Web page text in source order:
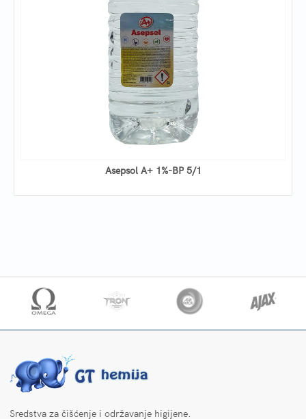
Asepsol A+ 1%-BP 5/1
Sredstva za čišćenje i održavanje higijene.